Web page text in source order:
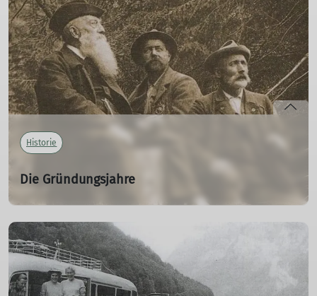
mehr erfahren
Historie
Die Gründungsjahre
1874 – 1898
mehr erfahren